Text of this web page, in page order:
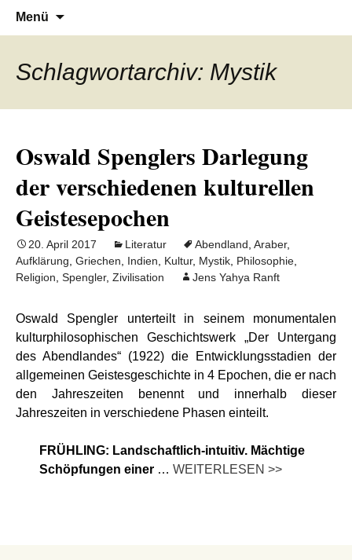
Al-Adala.de
Denn die Gerechtigkeit ist die Grundlage
von allem
Menü
Schlagwortarchiv: Mystik
Oswald Spenglers Darlegung
der verschiedenen kulturellen
Geistesepochen
20. April 2017 Literatur Abendland Araber,
Aufklärung Griechen Indien Kultur, Mystik Philosophie
Religion Spengler, Zivilisation Jens Yahya Ranft
Oswald Spengler unterteilt in seinem monumentalen
kulturphilosophischen Geschichtswerk „Der Untergang
des Abendlandes“ (1922) die Entwicklungsstadien der
allgemeinen Geistesgeschichte in 4 Epochen, die er nach
den Jahreszeiten benennt und innerhalb dieser
Jahreszeiten in verschiedene Phasen einteilt.
FRÜHLING: Landschaftlich-intuitiv. Mächtige
Schöpfungen einer … WEITERLESEN >>